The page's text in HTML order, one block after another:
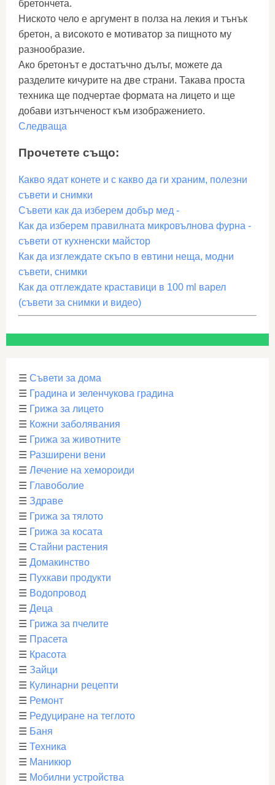
бретончета.
Ниското чело е аргумент в полза на лекия и тънък
бретон, а високото е мотиватор за пищното му
разнообразие.
Ако бретонът е достатъчно дълъг, можете да
разделите кичурите на две страни. Такава проста
техника ще подчертае формата на лицето и ще
добави изтънченост към изображението.
Следваща
Прочетете също:
Какво ядат конете и с какво да ги храним, полезни
съвети и снимки
Съвети как да изберем добър мед -
Как да изберем правилната микровълнова фурна -
съвети от кухненски майстор
Как да изглеждате скъпо в евтини неща, модни
съвети, снимки
Как да отглеждате краставици в 100 ml варел
(съвети за снимки и видео)
☰ Съвети за дома
☰ Градина и зеленчукова градина
☰ Грижа за лицето
☰ Кожни заболявания
☰ Грижа за животните
☰ Разширени вени
☰ Лечение на хемороиди
☰ Главоболие
☰ Здраве
☰ Грижа за тялото
☰ Грижа за косата
☰ Стайни растения
☰ Домакинство
☰ Пухкави продукти
☰ Водопровод
☰ Деца
☰ Грижа за пчелите
☰ Прасета
☰ Красота
☰ Зайци
☰ Кулинарни рецепти
☰ Ремонт
☰ Редуциране на теглото
☰ Баня
☰ Техника
☰ Маникюр
☰ Мобилни устройства